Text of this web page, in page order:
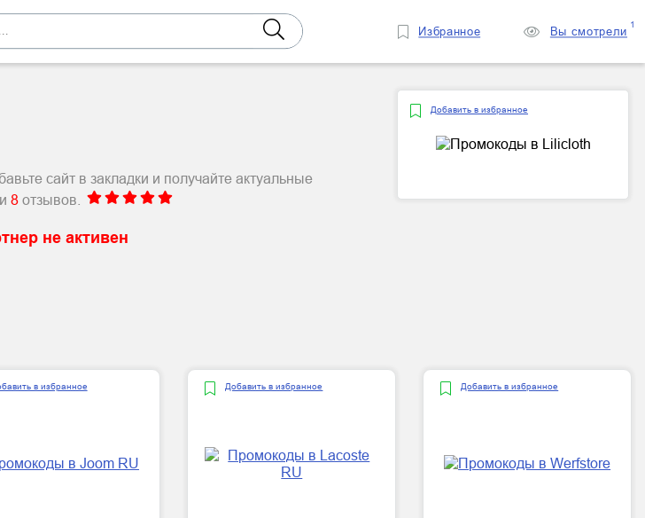
сайт в закладки и получайте актуальные
8 отзывов.
Добавить в избранное
не активен
в избранное Добавить в избранное Добавить в избранное
Избранное Вы смотрели
1